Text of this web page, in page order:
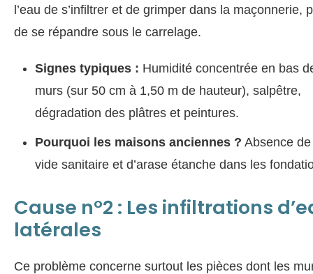
l’eau de s’infiltrer et de grimper dans la maçonnerie,
de se répandre sous le carrelage.
Signes typiques : Humidité concentrée en bas
murs (sur 50 cm à 1,50 m de hauteur), salpêtre,
dégradation des plâtres et peintures.
Pourquoi les maisons anciennes ? Absence de
vide sanitaire et d’arase étanche dans les
Cause n°2 : Les infiltrations
latérales
Ce problème concerne surtout les pièces dont les